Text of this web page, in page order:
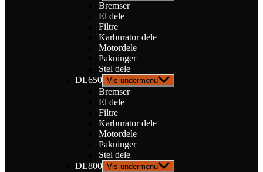
Bremser
El dele
Filtre
Karburator dele
Motordele
Pakninger
Stel dele
DL650 Vis undermenu
Bremser
El dele
Filtre
Karburator dele
Motordele
Pakninger
Stel dele
DL800 Vis undermenu